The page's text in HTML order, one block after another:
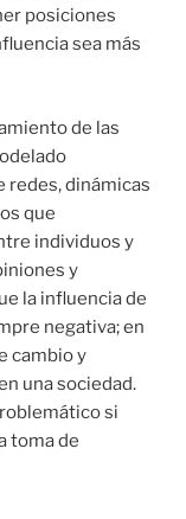
posiciones
sea más
de las
redes, dinámicas
que
individuos y
y
la influencia de
negativa; en
cambio y
una sociedad.
si
toma de